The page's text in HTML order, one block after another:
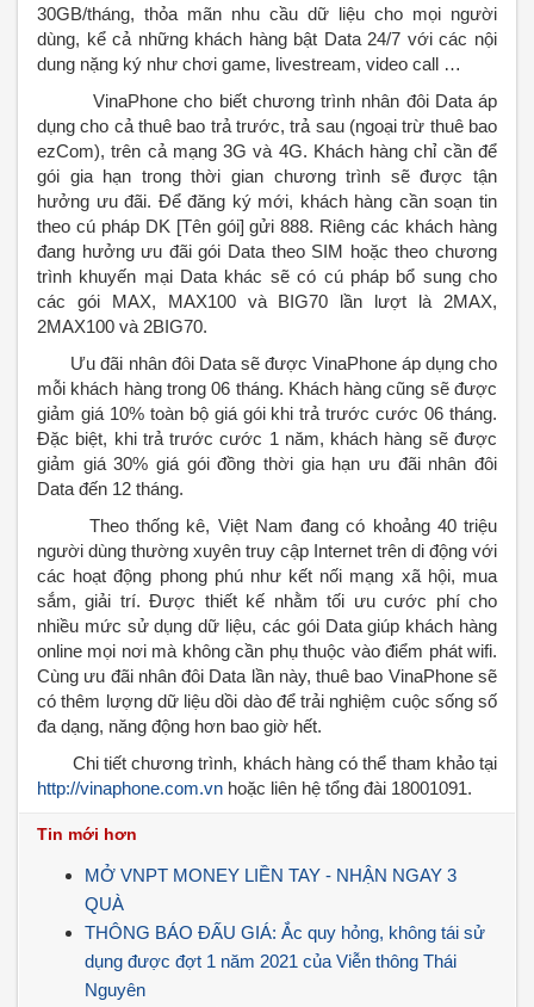
30GB/tháng, thỏa mãn nhu cầu dữ liệu cho mọi người
dùng, kể cả những khách hàng bật Data 24/7 với các nội
dung nặng ký như chơi game, livestream, video call …
VinaPhone cho biết chương trình nhân đôi Data áp
dụng cho cả thuê bao trả trước, trả sau (ngoại trừ thuê bao
ezCom), trên cả mạng 3G và 4G. Khách hàng chỉ cần để
gói gia hạn trong thời gian chương trình sẽ được tận
hưởng ưu đãi. Để đăng ký mới, khách hàng cần soạn tin
theo cú pháp DK [Tên gói] gửi 888. Riêng các khách hàng
đang hưởng ưu đãi gói Data theo SIM hoặc theo chương
trình khuyến mại Data khác sẽ có cú pháp bổ sung cho
các gói MAX, MAX100 và BIG70 lần lượt là 2MAX,
2MAX100 và 2BIG70.
Ưu đãi nhân đôi Data sẽ được VinaPhone áp dụng cho
mỗi khách hàng trong 06 tháng. Khách hàng cũng sẽ được
giảm giá 10% toàn bộ giá gói khi trả trước cước 06 tháng.
Đặc biệt, khi trả trước cước 1 năm, khách hàng sẽ được
giảm giá 30% giá gói đồng thời gia hạn ưu đãi nhân đôi
Data đến 12 tháng.
Theo thống kê, Việt Nam đang có khoảng 40 triệu
người dùng thường xuyên truy cập Internet trên di động với
các hoạt động phong phú như kết nối mạng xã hội, mua
sắm, giải trí. Được thiết kế nhằm tối ưu cước phí cho
nhiều mức sử dụng dữ liệu, các gói Data giúp khách hàng
online mọi nơi mà không cần phụ thuộc vào điểm phát wifi.
Cùng ưu đãi nhân đôi Data lần này, thuê bao VinaPhone sẽ
có thêm lượng dữ liệu dồi dào để trải nghiệm cuộc sống số
đa dạng, năng động hơn bao giờ hết.
Chi tiết chương trình, khách hàng có thể tham khảo tại
http://vinaphone.com.vn hoặc liên hệ tổng đài 18001091.
Tin mới hơn
MỞ VNPT MONEY LIỀN TAY - NHẬN NGAY 3
QUÀ
THÔNG BÁO ĐẤU GIÁ: Ắc quy hỏng, không tái sử
dụng được đợt 1 năm 2021 của Viễn thông Thái
Nguyên